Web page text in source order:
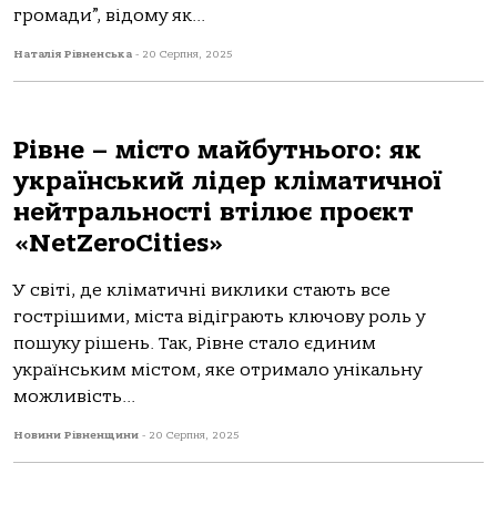
громади”, відому як...
Наталія Рівненська - 20 Серпня, 2025
Рівне – місто майбутнього: як
український лідер кліматичної
нейтральності втілює проєкт
«NetZeroCities»
У світі, де кліматичні виклики стають все
гострішими, міста відіграють ключову роль у
пошуку рішень. Так, Рівне стало єдиним
українським містом, яке отримало унікальну
можливість...
Новини Рівненщини - 20 Серпня, 2025